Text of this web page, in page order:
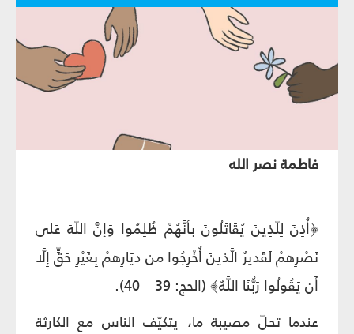
فاطمة نصر الله
﴿أُذِنَ لِلَّذِينَ يُقَاتَلُونَ بِأَنَّهُمْ ظُلِمُوا وَإِنَّ اللَّهَ عَلَى
نَصْرِهِمْ لَقَدِيرٌ الَّذِينَ أُخْرِجُوا مِن دِيَارِهِمْ بِغَيْرِ حَقٍّ إِلَّا
أَن يَقُولُوا رَبُّنَا اللَّهُ﴾ (الحج: 39 – 40).
عندما تحلّ مصيبة ما، يتكيّف الناس مع الكارثة